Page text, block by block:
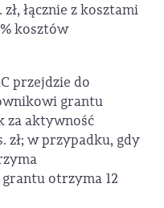
łącznie z kosztami
kosztów
przejdzie do
grantu
za aktywność
zł; w przypadku, gdy
otrzyma 12